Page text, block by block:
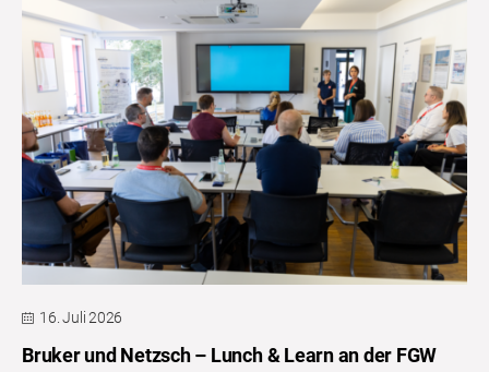
16. Juli 2026
Bruker und Netzsch – Lunch & Learn an der FGW